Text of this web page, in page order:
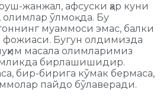
жанжал, афсуски ҳар куни
ўлмоқда. Бу
муаммоси эмас, балки
фожиаси. Бугун олдимизда
масала олимларимиз
бирлашишидир.
бир-бирига кўмак бермаса,
пайдо бўлаверади.